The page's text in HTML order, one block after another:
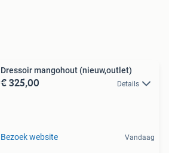
Dressoir mangohout (nieuw,outlet)
€ 325,00 Details
Bezoek website Vandaag